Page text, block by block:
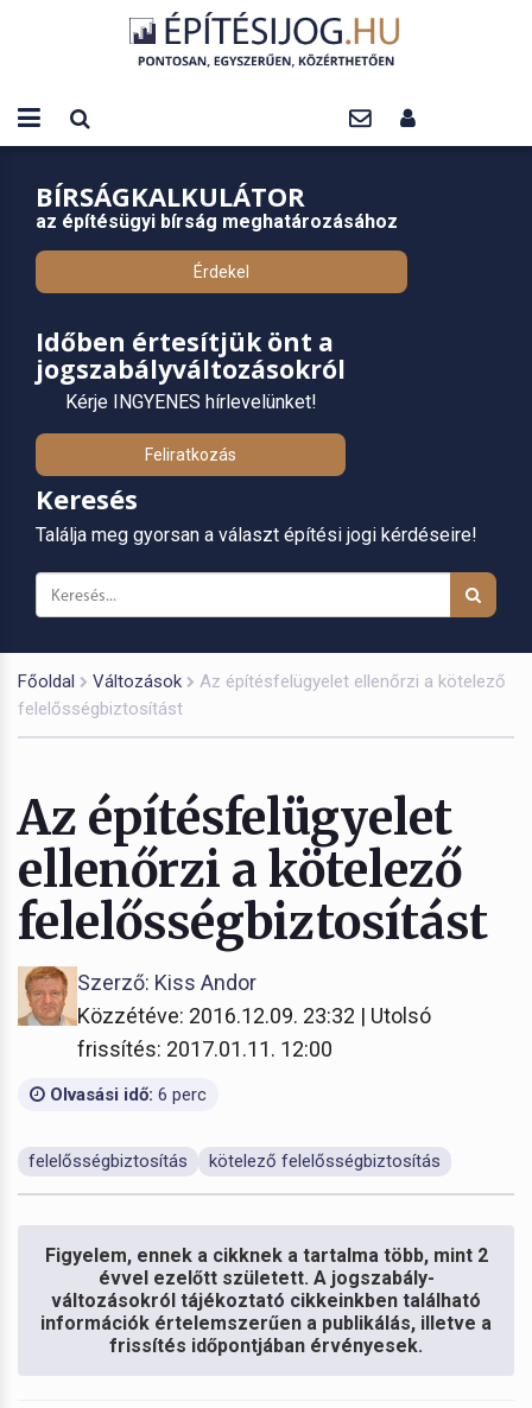
BÍRSÁGKALKULÁTOR
az építésügyi bírság meghatározásához
Érdekel
Időben értesítjük önt a
jogszabályváltozásokról
Kérje INGYENES hírlevelünket!
Feliratkozás
Keresés
Találja meg gyorsan a választ építési jogi kérdéseire!
Főoldal Változások
Az építésfelügyelet ellenőrzi a kötelező
felelősségbiztosítást
Az építésfelügyelet
ellenőrzi a kötelező
felelősségbiztosítást
Szerző: Kiss Andor
Közzétéve: 2016.12.09. 23:32 | Utolsó
frissítés: 2017.01.11. 12:00
Olvasási idő: 6 perc
felelősségbiztosítás kötelező felelősségbiztosítás
Figyelem, ennek a cikknek a tartalma több, mint 2
évvel ezelőtt született. A jogszabály-
változásokról tájékoztató cikkeinkben található
információk értelemszerűen a publikálás, illetve a
frissítés időpontjában érvényesek.